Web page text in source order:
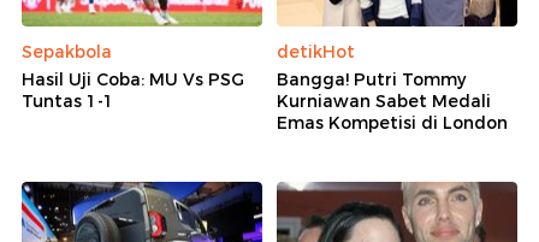
Sepakbola
Hasil Uji Coba: MU Vs PSG
Tuntas 1-1
detikHot
Bangga! Putri Tommy
Kurniawan Sabet Medali
Emas Kompetisi di London